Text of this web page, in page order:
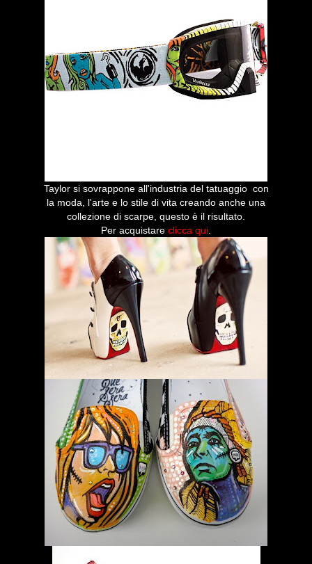
Taylor si sovrappone all'industria del tatuaggio con
la moda, l'arte e lo stile di vita creando anche una
collezione di scarpe, questo è il risultato.
Per acquistare clicca qui